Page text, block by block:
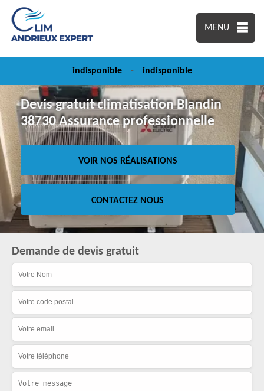
MENU
indisponible - indisponible
Devis gratuit climatisation Blandin
38730 Assurance professionnelle
VOIR NOS RÉALISATIONS
CONTACTEZ NOUS
Demande de devis gratuit